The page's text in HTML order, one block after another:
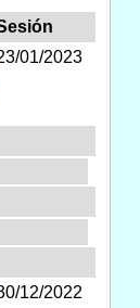
01/2023
12/2022